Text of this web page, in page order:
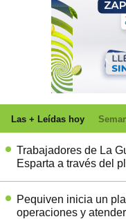
Las + Leídas hoy
Trabajadores de La
Esparta a través del
Pequiven inicia un
operaciones y